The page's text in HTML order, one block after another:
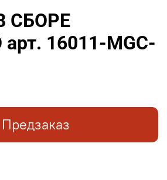
СБОРЕ
16011-MGC-
Предзаказ